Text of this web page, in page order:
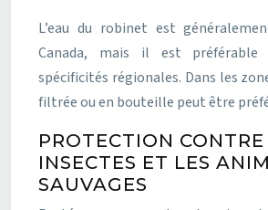
L’eau du robinet est
Canada, mais il est
spécificités régionales. Dans les
filtrée ou en bouteille peut être
PROTECTION CONTRE
INSECTES ET LES
SAUVAGES